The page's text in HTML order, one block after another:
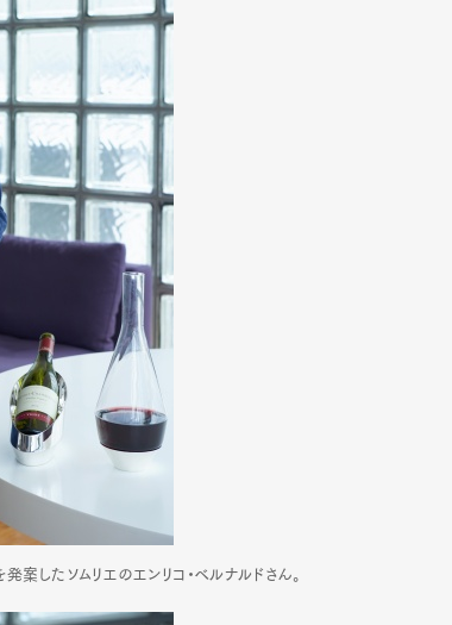
Art&Design
Gourmet
Pen Membership
Pen Meet Pen international
したソムリエのエンリコ・ベルナルドさん。